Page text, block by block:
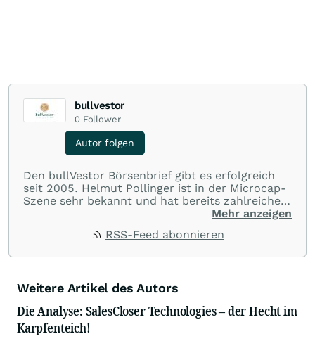
bullvestor
0 Follower
Autor folgen
Den bullVestor Börsenbrief gibt es erfolgreich
seit 2005. Helmut Pollinger ist in der Microcap-
Szene sehr bekannt und hat bereits zahlreiche
Erfolgsunternehmen identifiziert. Sein
Helmuts Expertise im Rohstoff- und
Mio. kanadische Dollar) oder Exeter Resource
Dollar).
Mehr anzeigen
RSS-Feed abonnieren
Weitere Artikel des Autors
Die Analyse: SalesCloser Technologies – der Hecht im
Karpfenteich!